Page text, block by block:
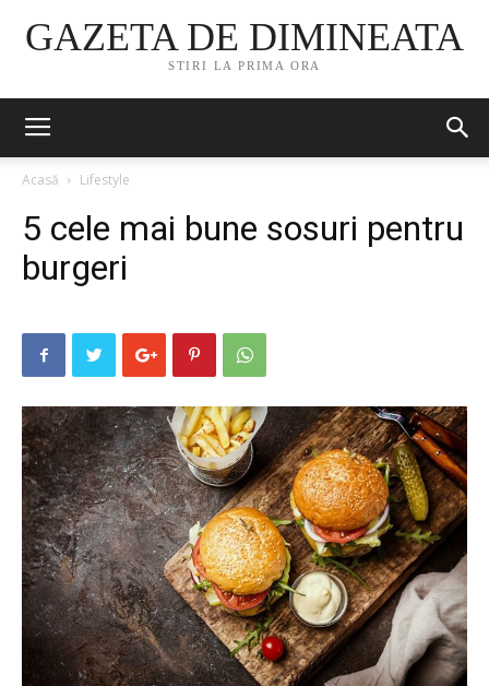
GAZETA DE DIMINEATA
STIRI LA PRIMA ORA
Acasă Lifestyle
5 cele mai bune sosuri pentru
burgeri